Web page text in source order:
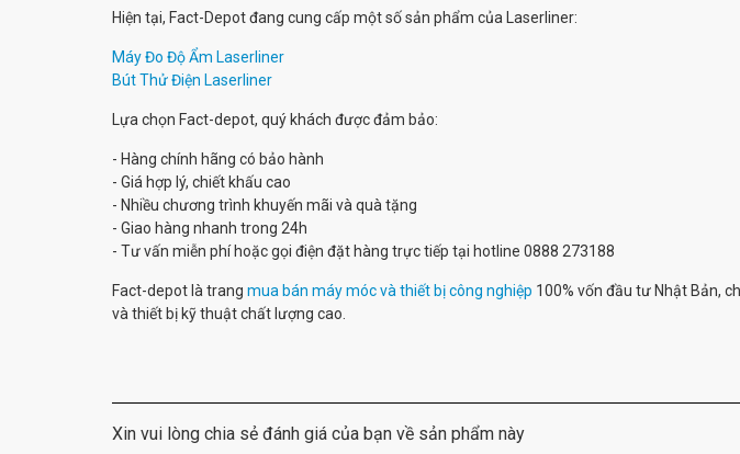
Hiện tại, Fact-Depot đang cung cấp một số sản phẩm của Laserliner:
Máy Đo Độ Ẩm Laserliner
Bút Thử Điện Laserliner
Lựa chọn Fact-depot, quý khách được đảm bảo:
- Hàng chính hãng có bảo hành
- Giá hợp lý, chiết khấu cao
- Nhiều chương trình khuyến mãi và quà tặng
- Giao hàng nhanh trong 24h
- Tư vấn miễn phí hoặc gọi điện đặt hàng trực tiếp tại hotline 0888 273188
Fact-depot là trang mua bán máy móc và thiết bị công nghiệp 100% vốn đầu tư Nhật Bản,
và thiết bị kỹ thuật chất lượng cao.
Xin vui lòng chia sẻ đánh giá của bạn về sản phẩm này